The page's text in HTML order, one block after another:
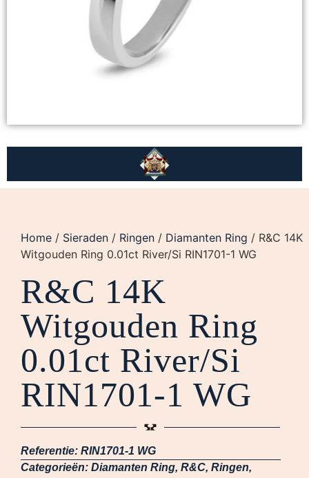
Home / Sieraden / Ringen / Diamanten Ring / R&C 14K
Witgouden Ring 0.01ct River/Si RIN1701-1 WG
R&C 14K
Witgouden Ring
0.01ct River/Si
RIN1701-1 WG
Referentie: RIN1701-1 WG
Categorieën: Diamanten Ring, R&C, Ringen,